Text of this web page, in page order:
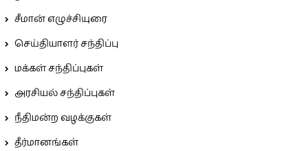
சீமான் எழுச்சியுரை
செய்தியாளர் சந்திப்பு
மக்கள் சந்திப்புகள்
அரசியல் சந்திப்புகள்
நீதிமன்ற வழக்குகள்
தீர்மானங்கள்